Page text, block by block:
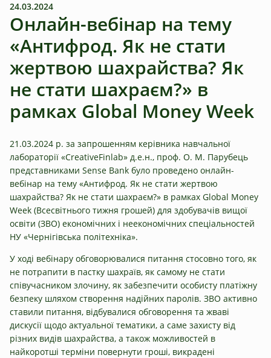
24.03.2024
Онлайн-вебінар на тему
«Антифрод. Як не стати
жертвою шахрайства? Як
не стати шахраєм?» в
рамках Global Money Week
21.03.2024 р. за запрошенням керівника навчальної
лабораторії «CreativeFinlab» д.е.н., проф. О. М. Парубець
представниками Sense Bank було проведено онлайн-
вебінар на тему «Антифрод. Як не стати жертвою
шахрайства? Як не стати шахраєм?» в рамках Global Money
Week (Всесвітнього тижня грошей) для здобувачів вищої
освіти (ЗВО) економічних і неекономічних спеціальностей
НУ «Чернігівська політехніка».
У ході вебінару обговорювалися питання стосовно того, як
не потрапити в пастку шахраїв, як самому не стати
співучасником злочину, як забезпечити особисту платіжну
безпеку шляхом створення надійних паролів. ЗВО активно
ставили питання, відбувалися обговорення та жваві
дискусії щодо актуальної тематики, а саме захисту від
різних видів шахрайства, а також можливостей в
найкоротші терміни повернути гроші, викрадені